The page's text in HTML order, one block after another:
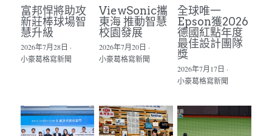
富邦悍將助攻
新莊棒球場智
慧升級
2026年7月28日 ·
小豪葛格寫新聞
ViewSonic攜
東海 推動智慧
校園發展
2026年7月20日 ·
小豪葛格寫新聞
全球唯一
Epson獲2026
德國紅點年度
最佳設計團隊
獎
2026年7月17日 ·
小豪葛格寫新聞